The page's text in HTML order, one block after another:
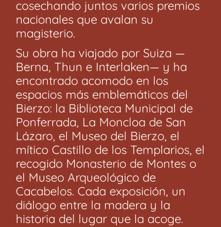
cosechando juntos varios premios
nacionales que avalan su
magisterio.
Su obra ha viajado por Suiza —
Berna, Thun e Interlaken— y ha
encontrado acomodo en los
espacios más emblemáticos del
Bierzo: la Biblioteca Municipal de
Ponferrada, La Moncloa de San
Lázaro, el Museo del Bierzo, el
mítico Castillo de los Templarios, el
recogido Monasterio de Montes o
el Museo Arqueológico de
Cacabelos. Cada exposición, un
diálogo entre la madera y la
historia del lugar que la acoge.